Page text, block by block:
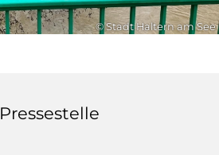
© Stadt Haltern am See
Pressestelle